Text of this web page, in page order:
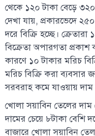
থেকে ১২০ টাকা বেড়ে ৩২০
দেখা যায়, প্রকারভেদে
দরে বিক্রি হচ্ছে।
বিক্রেতা অপারগতা প্রকাশ
কারণে ১০ টাকার মরিচ
মরিচ বিক্রি করা ব্যবসার
সরবরাহ কমে যাওয়ায় দাম
খোলা সয়াবিন তেলের দাম
দামের চেয়ে ৮টাকা বেশি
বাজারে খোলা সয়াবিন